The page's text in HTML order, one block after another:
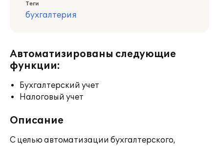
Теги
бухгалтерия
Автоматизированы следующие
функции:
Бухгалтерский учет
Налоговый учет
Описание
С целью автоматизации бухгалтерского,